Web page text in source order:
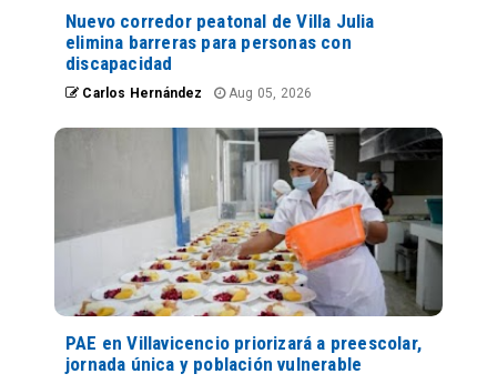
Nuevo corredor peatonal de Villa Julia
elimina barreras para personas con
discapacidad
Carlos Hernández Aug 05, 2026
PAE en Villavicencio priorizará a preescolar,
jornada única y población vulnerable